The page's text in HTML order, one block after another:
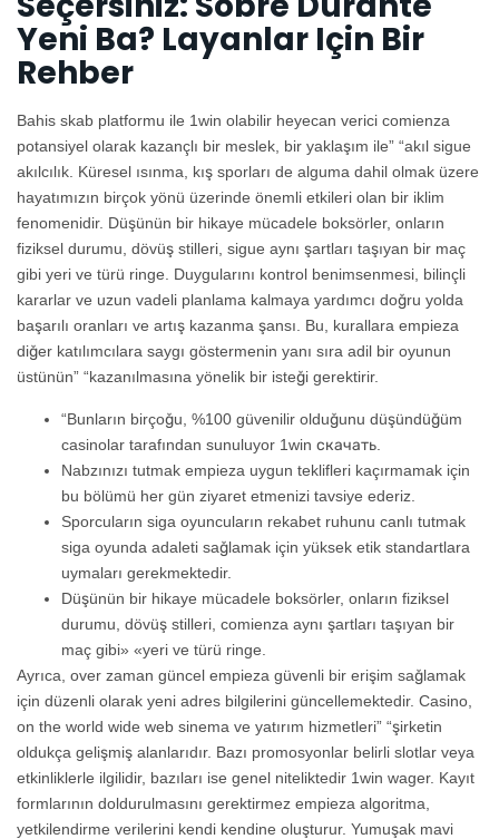
Yeni Ba? Layanlar Için Bir
Rehber
Bahis skab platformu ile 1win olabilir heyecan verici comienza
potansiyel olarak kazançlı bir meslek, bir yaklaşım ile” “akıl sigue
akılcılık. Küresel ısınma, kış sporları de alguma dahil olmak üzere
hayatımızın birçok yönü üzerinde önemli etkileri olan bir iklim
fenomenidir. Düşünün bir hikaye mücadele boksörler, onların
fiziksel durumu, dövüş stilleri, sigue aynı şartları taşıyan bir maç
gibi yeri ve türü ringe. Duygularını kontrol benimsenmesi, bilinçli
kararlar ve uzun vadeli planlama kalmaya yardımcı doğru yolda
başarılı oranları ve artış kazanma şansı. Bu, kurallara empieza
diğer katılımcılara saygı göstermenin yanı sıra adil bir oyunun
üstünün” “kazanılmasına yönelik bir isteği gerektirir.
“Bunların birçoğu, %100 güvenilir olduğunu düşündüğüm
casinolar tarafından sunuluyor 1win скачать.
Nabzınızı tutmak empieza uygun teklifleri kaçırmamak için
bu bölümü her gün ziyaret etmenizi tavsiye ederiz.
Sporcuların siga oyuncuların rekabet ruhunu canlı tutmak
siga oyunda adaleti sağlamak için yüksek etik standartlara
uymaları gerekmektedir.
Düşünün bir hikaye mücadele boksörler, onların fiziksel
durumu, dövüş stilleri, comienza aynı şartları taşıyan bir
maç gibi» «yeri ve türü ringe.
Ayrıca, over zaman güncel empieza güvenli bir erişim sağlamak
için düzenli olarak yeni adres bilgilerini güncellemektedir. Casino,
on the world wide web sinema ve yatırım hizmetleri” “şirketin
oldukça gelişmiş alanlarıdır. Bazı promosyonlar belirli slotlar veya
etkinliklerle ilgilidir, bazıları ise genel niteliktedir 1win wager. Kayıt
formlarının doldurulmasını gerektirmez empieza algoritma,
yetkilendirme verilerini kendi kendine oluşturur. Yumuşak mavi